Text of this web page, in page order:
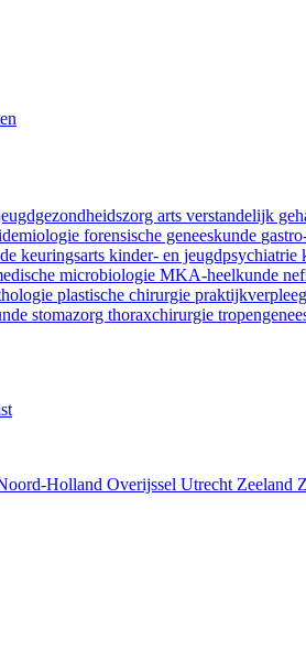
arts verstandelijk
forensische geneeskunde
keuringsarts kinder- en jeugdpsychiatrie
microbiologie MKA-heelkunde
plastische chirurgie
stomazorg thoraxchirurgie
Holland Overijssel Utrecht Zeeland